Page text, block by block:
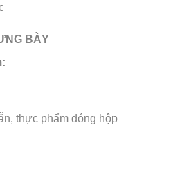
BÀY
thực phẩm đóng hộp